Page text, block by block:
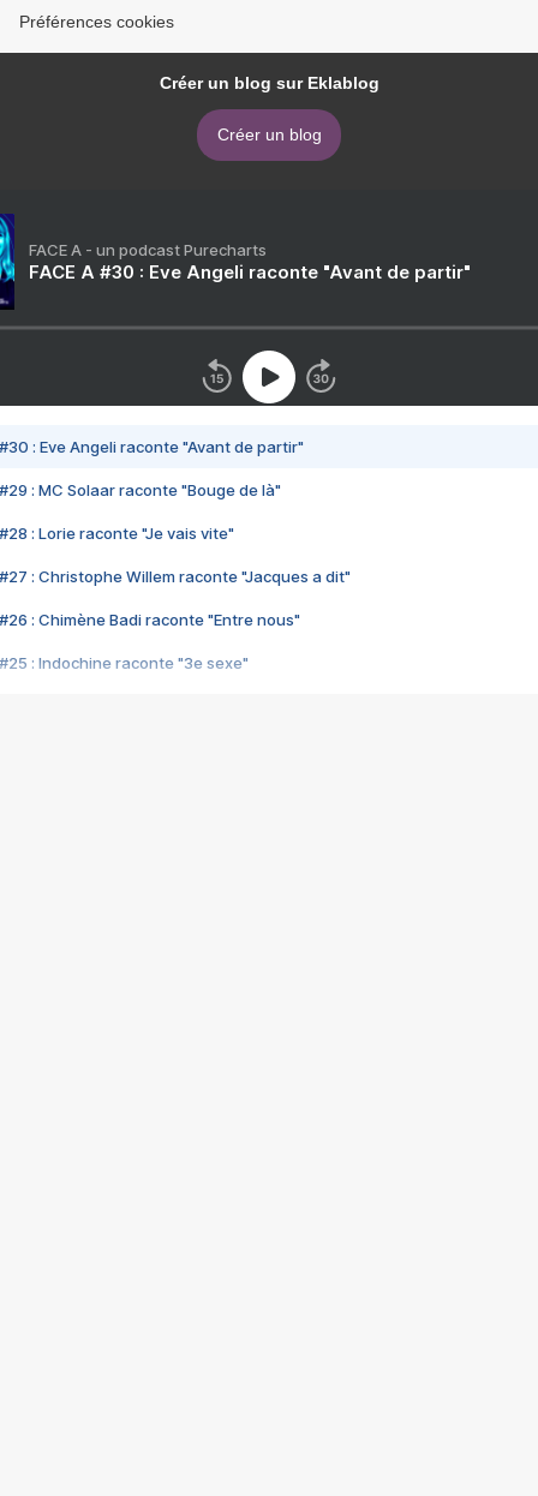
Préférences cookies
Créer un blog sur Eklablog
Créer un blog
FACE A - un podcast Purecharts
FACE A #30 : Eve Angeli raconte "Avant de partir"
#30 : Eve Angeli raconte "Avant de partir"
#29 : MC Solaar raconte "Bouge de là"
#28 : Lorie raconte "Je vais vite"
#27 : Christophe Willem raconte "Jacques a dit"
#26 : Chimène Badi raconte "Entre nous"
#25 : Indochine raconte "3e sexe"